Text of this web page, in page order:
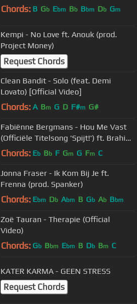
Chords: B Gb Ebm Bb Bbm Db Gm
Kempi - No Love ft. Anouk (prod.
Project Money)
Request Chords
Clean Bandit - Solo (feat. Demi
Lovato) [Official Video]
Chords: A Bm G D F#m G#
Fabiënne Bergmans - Hou Me Vast
(Officiële Titelsong 'Spijt!') ft. Brahim
Fouradi
Chords: Eb Bb F Gm G Fm C
Jonna Fraser - Ik Kom Bij Je ft.
Frenna (prod. Spanker)
Chords: Ebm Db Abm B Gb Ab Bbm
Zoë Tauran - Therapie (Official
Video)
Chords: Gb Bbm Ebm B Db Bm C
KATER KARMA - GEEN STRESS
Request Chords